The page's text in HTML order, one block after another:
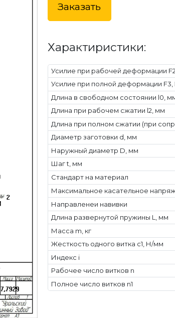
Заказать
Характиристики:
Усилие при рабочей деформации
Усилие при полной деформации F3,
Длина в свободном состоянии l0,
Длина при рабочем сжатии l2, мм
Длина при полном сжатии (при
Диаметр заготовки d, мм
Наружный диаметр D, мм
Шаг t, мм
Стандарт на материал
Максимальное касательное
Направленеи навивки
Длина развернутой пружины L, мм
Масса m, кг
Жесткость одного витка c1, Н/мм
Индекс i
Рабочее число витков n
Полное число витков n1